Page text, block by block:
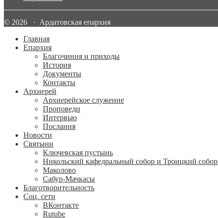
© 2026 · Ардатовская епархия
Главная
Епархия
Благочиния и приходы
История
Документы
Контакты
Архиерей
Архиерейское служение
Проповеди
Интервью
Послания
Новости
Святыни
Ключевская пустынь
Никольский кафедральный собор и Троицкий собор
Маколово
Сабур-Мачкасы
Благотворительность
Соц. сети
ВКонтакте
Rutube